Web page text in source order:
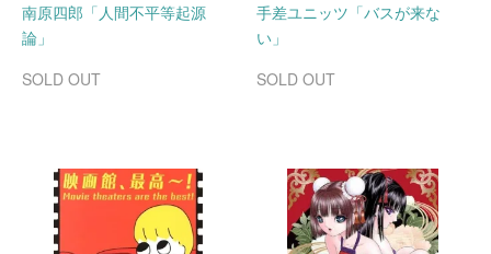
南原四郎「人間不平等起源
論」
SOLD OUT
手差ユニッツ「バスが来な
い」
SOLD OUT